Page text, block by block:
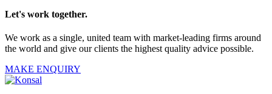
Let's work together.
We work as a single, united team with market-leading firms around
the world and give our clients the highest quality advice possible.
MAKE ENQUIRY